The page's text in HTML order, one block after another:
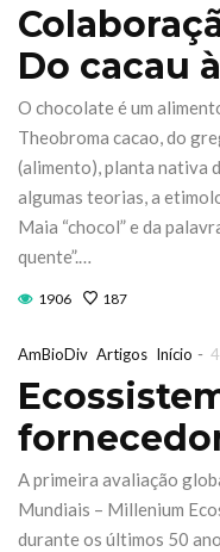
de
Sábado
18
outubro
Do cacau
O chocolate é um
Theobroma cacao, do
(alimento), planta nativa
algumas teorias, a
Maia “chocol” e da
quente”.…
1906 187
AmBioDiv Artigos Início -
A primeira avaliação
Mundiais – Millenium
durante os últimos 50